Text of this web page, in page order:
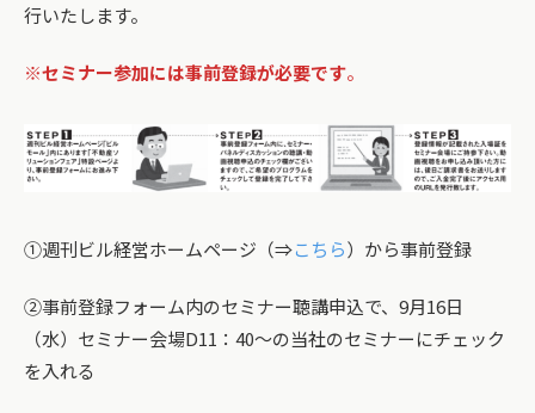
行いたします。
※セミナー参加には事前登録が必要です。
①週刊ビル経営ホームページ（⇒こちら）から事前登録
②事前登録フォーム内のセミナー聴講申込で、9月16日
（水）セミナー会場D11：40～の当社のセミナーにチェック
を入れる